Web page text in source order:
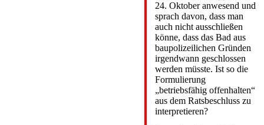
24. Oktober anwesend und
sprach davon, dass man
auch nicht ausschließen
könne, dass das Bad aus
baupolizeilichen Gründen
irgendwann geschlossen
werden müsste. Ist so die
Formulierung
„betriebsfähig offenhalten“
aus dem Ratsbeschluss zu
interpretieren?